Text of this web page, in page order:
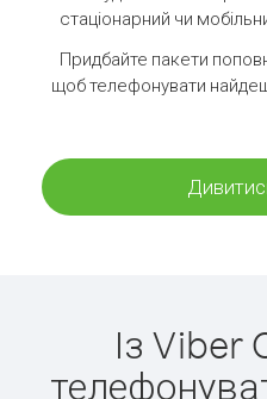
стаціонарний чи
Придбайте пакети
щоб телефонувати
Із Viber